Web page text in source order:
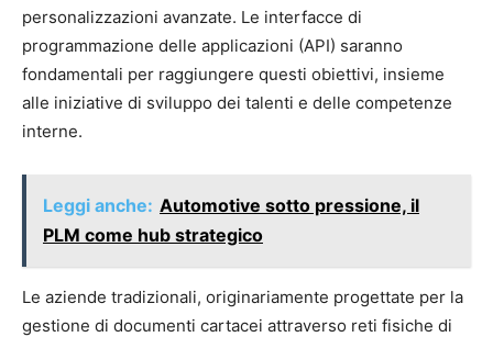
personalizzazioni avanzate. Le interfacce di
programmazione delle applicazioni (API) saranno
fondamentali per raggiungere questi obiettivi, insieme
alle iniziative di sviluppo dei talenti e delle competenze
interne.
Leggi anche: Automotive sotto pressione, il
PLM come hub strategico
Le aziende tradizionali, originariamente progettate per la
gestione di documenti cartacei attraverso reti fisiche di